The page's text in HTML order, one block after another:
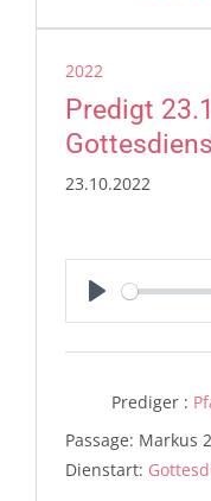
2022
Predigt
23.10.2022
Play
Prediger :
Passage: Markus
Dienstart: